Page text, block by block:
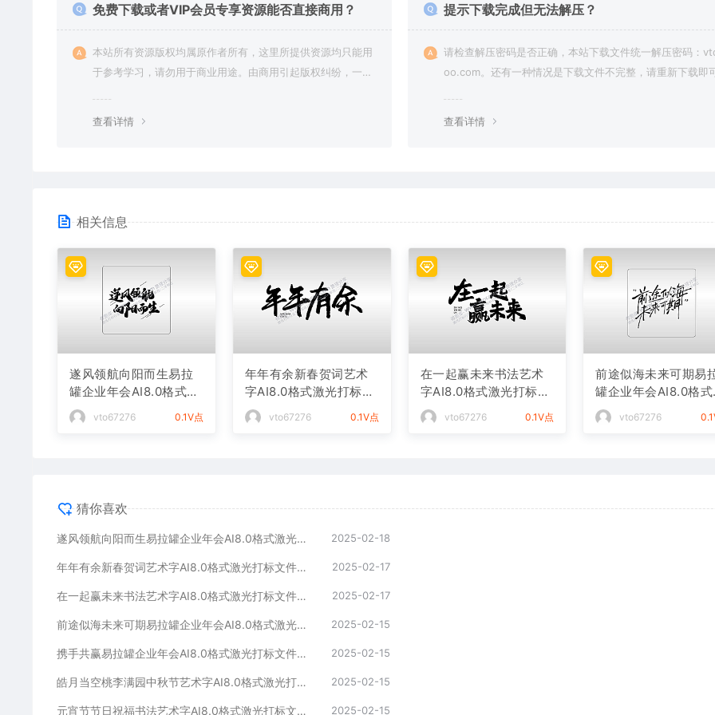
免费下载或者VIP会员专享资源能否直接商用？
本站所有资源版权均属原作者所有，这里所提供资源均只能用
于参考学习，请勿用于商业用途。由商用引起版权纠纷，一切
查看详情
提示下载完成但无法解压？
请检查解压密码是否正确，本站下载文件统一解压密码：
oo.com。还有一种情况是下载文件不完整，请重新下载即可
查看详情
相关信息
遂风领航向阳而生易拉
罐企业年会AI8.0格式激
光打标文件通用矢量图
vto67276 0.1V点
年年有余新春贺词艺术
字AI8.0格式激光打标文
件通用矢量图
vto67276 0.1V点
在一起赢未来书法艺术
字AI8.0格式激光打标文
件通用矢量图
vto67276 0.1V点
前途似海未来可期易
罐企业年会AI8.0格式
光打标文件通用矢量图
vto67276
猜你喜欢
遂风领航向阳而生易拉罐企业年会AI8.0格式激光打标文件通用矢量图 2025-02-18
年年有余新春贺词艺术字AI8.0格式激光打标文件通用矢量图 2025-02-17
在一起赢未来书法艺术字AI8.0格式激光打标文件通用矢量图 2025-02-17
前途似海未来可期易拉罐企业年会AI8.0格式激光打标文件通用矢量图 2025-02-15
携手共赢易拉罐企业年会AI8.0格式激光打标文件通用矢量图 2025-02-15
皓月当空桃李满园中秋节艺术字AI8.0格式激光打标文件通用矢量图 2025-02-15
元宵节节日祝福书法艺术字AI8.0格式激光打标文件通用矢量图 2025-02-15